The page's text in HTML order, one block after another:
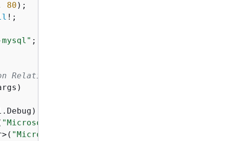
80 );
!;
;
Database Service (Amazon RDS).
"Microsoft"
"Microsoft"